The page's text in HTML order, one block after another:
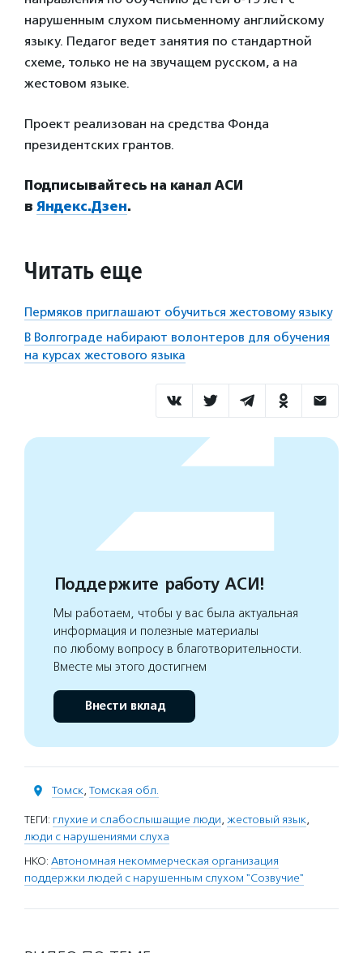
нарушенным слухом письменному английскому
языку. Педагог ведет занятия по стандартной
схеме, только не на звучащем русском, а на
жестовом языке.
Проект реализован на средства Фонда
президентских грантов.
Подписывайтесь на канал АСИ
в Яндекс.Дзен.
Читать еще
Пермяков приглашают обучиться жестовому языку
В Волгограде набирают волонтеров для обучения
на курсах жестового языка
Поддержите работу АСИ!
Мы работаем, чтобы у вас была актуальная
информация и полезные материалы
по любому вопросу в благотворительности.
Вместе мы этого достигнем
Внести вклад
Томск, Томская обл.
ТЕГИ: глухие и слабослышащие люди, жестовый язык,
люди с нарушениями слуха
НКО: Автономная некоммерческая организация
поддержки людей с нарушенным слухом "Созвучие"